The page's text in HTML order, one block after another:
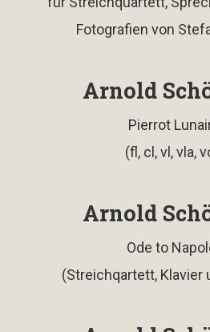
Fotografien von
Arnold
Pierrot
(fl, cl, vl, vla,
Arnold
Ode to
(Streichqartett, Klavier